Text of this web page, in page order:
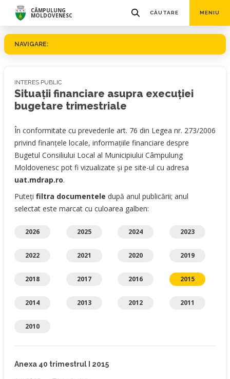
CÂMPULUNG
MOLDOVENESC CĂUTARE MENIU
NAVIGARE:
INTERES PUBLIC
Situaţii financiare asupra execuției
bugetare trimestriale
În conformitate cu prevederile art. 76 din Legea nr. 273/2006
privind finanţele locale, informaţiile financiare despre
Bugetul Consiliului Local al Municipiului Câmpulung
Moldovenesc pot fi vizualizate şi pe site-ul cu adresa
uat.mdrap.ro.
Puteți filtra documentele după anul publicării; anul
selectat este marcat cu culoarea galben:
2026 2025 2024 2023
2022 2021 2020 2019
2018 2017 2016 2015
2014 2013 2012 2011
2010
Anexa 40 trimestrul I 2015